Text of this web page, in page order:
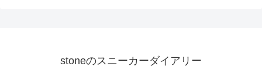
stoneのスニーカーダイアリー